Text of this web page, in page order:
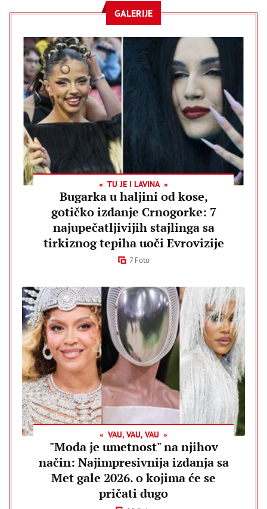
GALERIJE
TU JE I LAVINA
Bugarka u haljini od kose,
gotičko izdanje Crnogorke: 7
najupečatljivijih stajlinga sa
tirkiznog tepiha uoči Evrovizije
7 Foto
VAU, VAU, VAU
"Moda je umetnost" na njihov
način: Najimpresivnija izdanja sa
Met gale 2026. o kojima će se
pričati dugo